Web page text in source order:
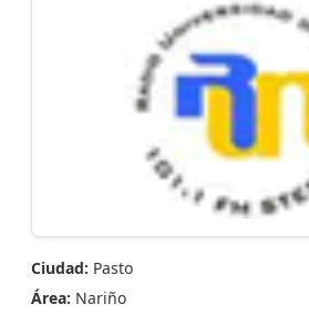
Ciudad: Pasto
Área: Nariño